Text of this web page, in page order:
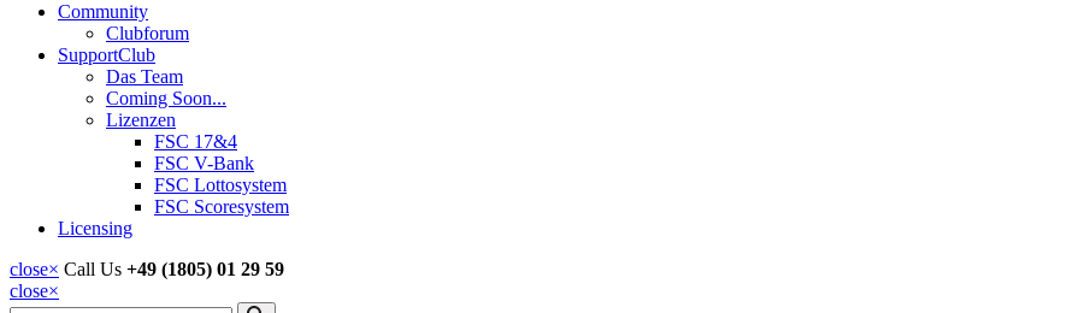
Community
Clubforum
SupportClub
Das Team
Coming Soon...
Lizenzen
FSC 17&4
FSC V-Bank
FSC Lottosystem
FSC Scoresystem
Licensing
close× Call Us +49 (1805) 01 29 59
close×